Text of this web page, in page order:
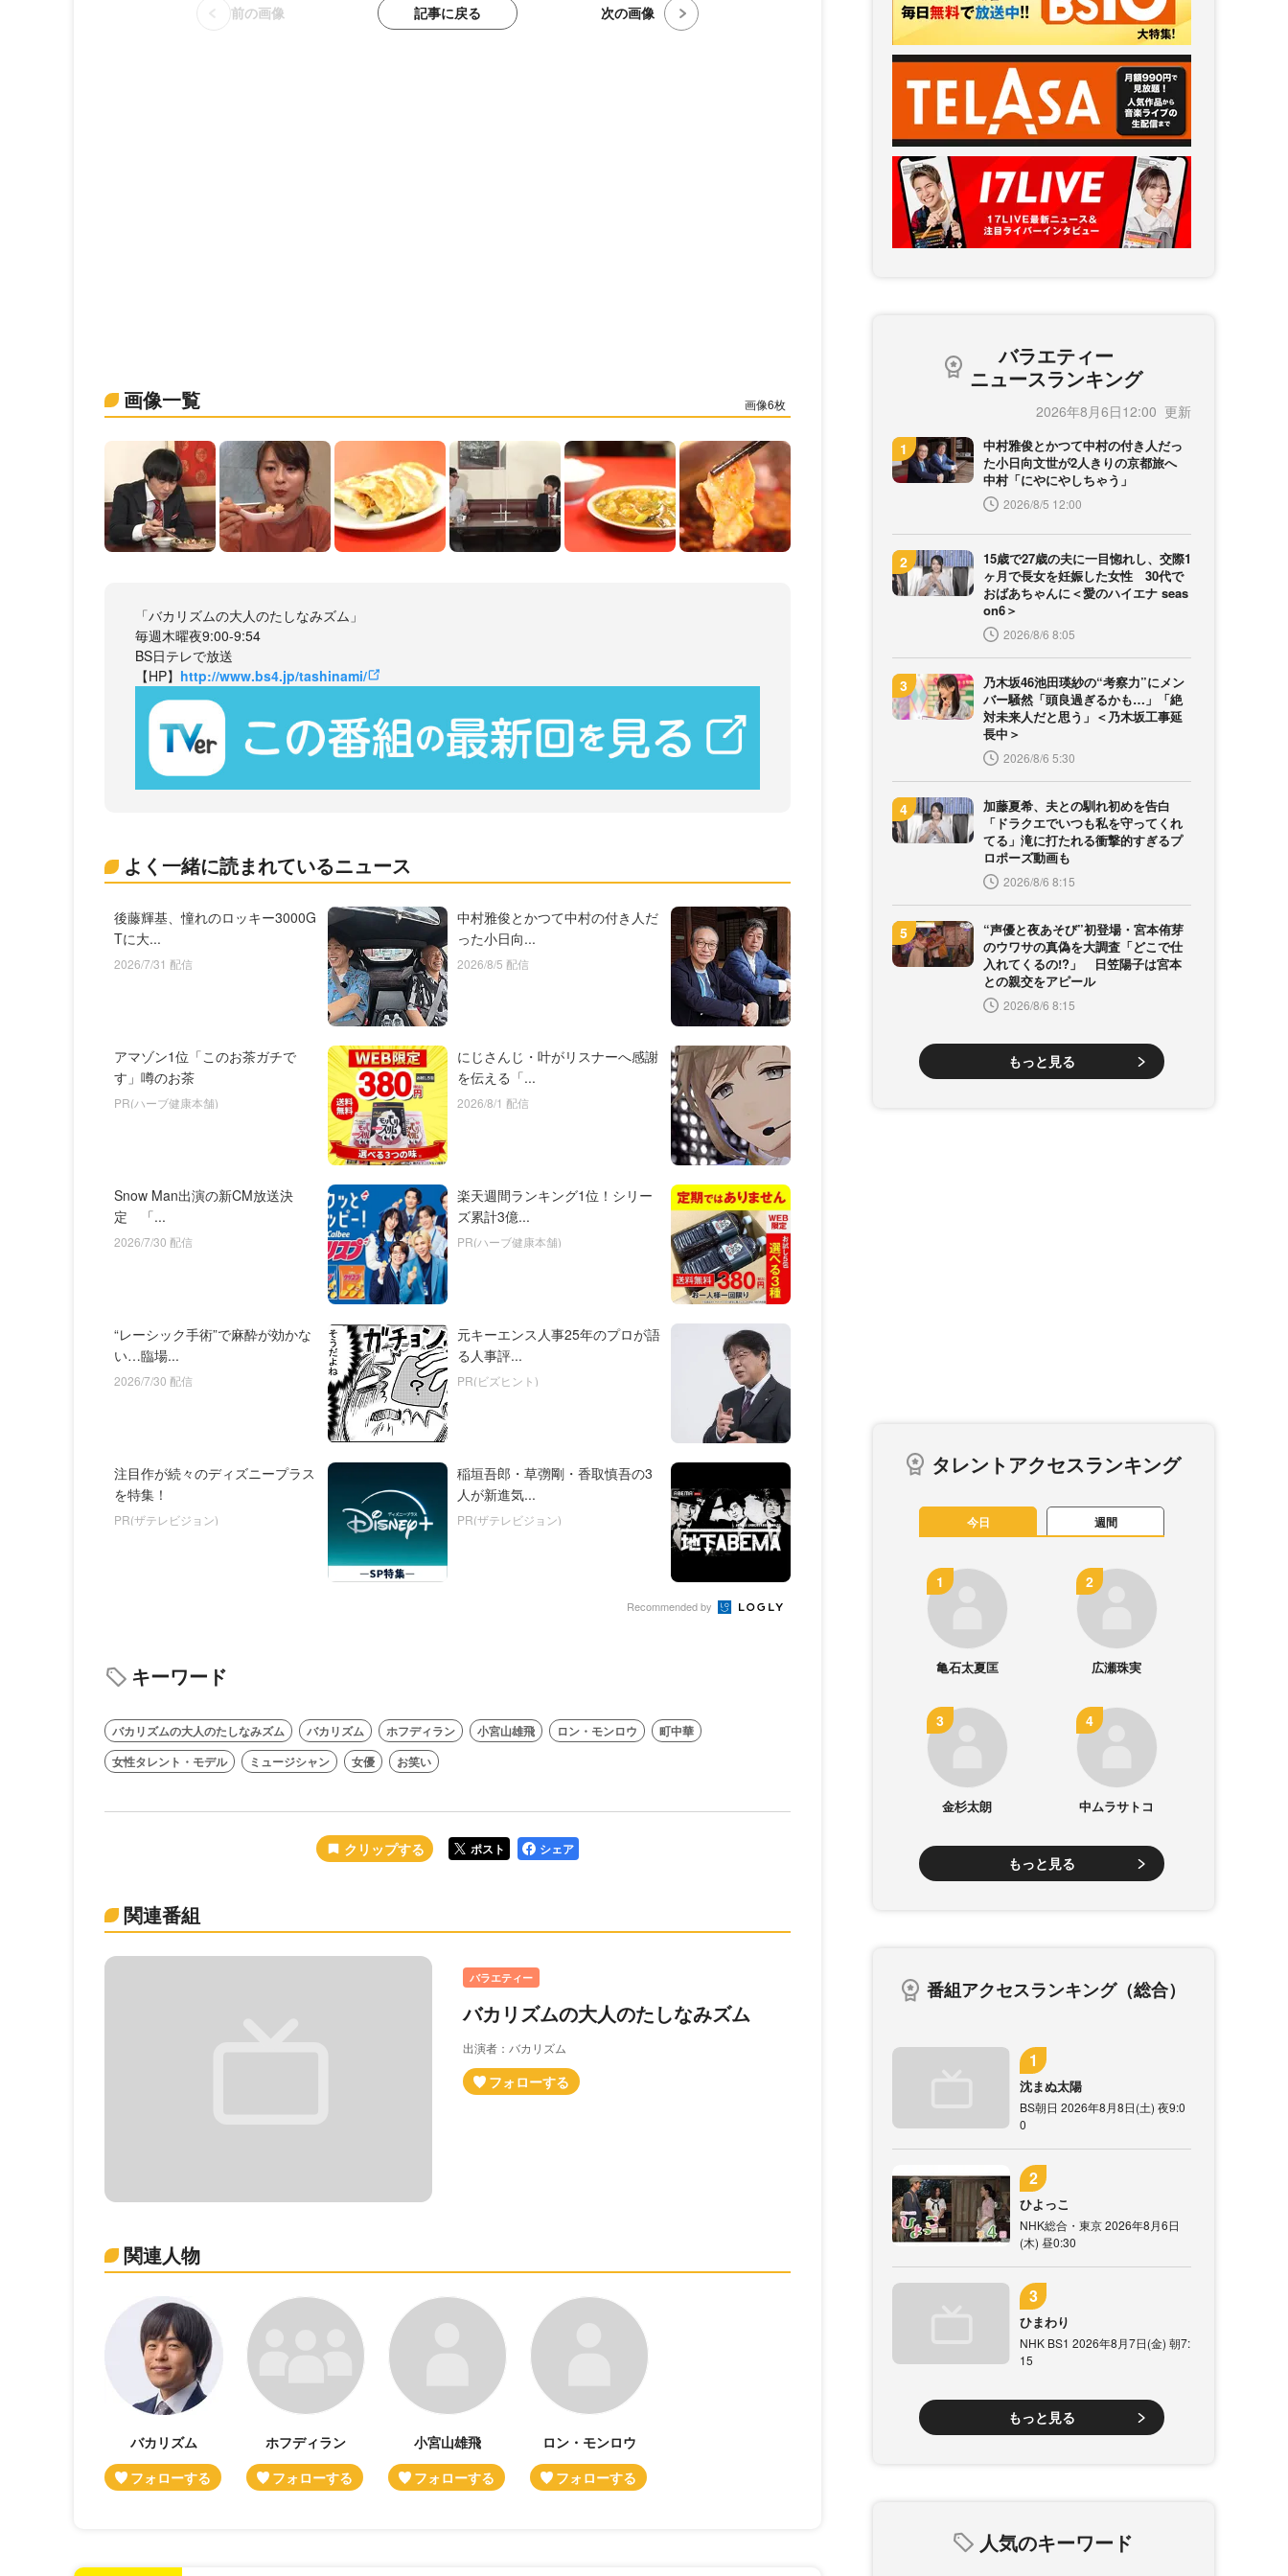
前の画像 記事に戻る 次の画像
画像一覧 6
「バカリズムの大人のたしなみズム」
毎週木曜夜9:00-9:54
BS日テレで放送
【HP】 http://www.bs4.jp/tashinami/
よく一緒に読まれているニュース
後藤輝基、憧れのロッキー3000G
Tに大...
2026/7/31 配信
中村雅俊とかつて中村の付き人だ
った小日向...
2026/8/5 配信
アマゾン1位「このお茶ガチで
す」噂のお茶
PR(ハーブ健康本舗)
にじさんじ・叶がリスナーへ感謝
を伝える「...
2026/8/1 配信
Snow Man出演の新CM放送決
定 「...
2026/7/30 配信
楽天週間ランキング1位！シリー
ズ累計3億...
PR(ハーブ健康本舗)
“レーシック手術”で麻酔が効かな
い…臨場...
2026/7/30 配信
元キーエンス人事25年のプロが語
る人事評...
PR(ビズヒント)
注目作が続々のディズニープラス
を特集！
PR(ザテレビジョン)
稲垣吾郎・草彅剛・香取慎吾の3
人が新進気...
PR(ザテレビジョン)
Recommended by
キーワード
バカリズムの大人のたしなみズム バカリズム ホフディラン 小宮山雄飛 ロン・モンロウ
町中華
女性タレント・モデル
ミュージシャン 女優 お笑い
ポスト シェア
関連番組
バラエティー
バカリズムの大人のたしなみズム
出演者：バカリズム
関連人物
バカリズム ホフディラン 小宮山雄飛 ロン・モンロウ
バラエティー
ニュースランキング
2026年8月6日12:00
中村雅俊とかつて中村の付き人だっ
た小日向文世が2人きりの京都旅へ
中村「にやにやしちゃう」
2026/8/5 12:00
15歳で27歳の夫に一目惚れし、交際1
ヶ月で長女を妊娠した女性 30代で
おばあちゃんに＜愛のハイエナ seas
on6＞
2026/8/6 8:05
乃木坂46池田瑛紗の“考察力”にメン
バー騒然「頭良過ぎるかも…」「絶
対未来人だと思う」＜乃木坂工事延
長中＞
2026/8/6 5:30
加藤夏希、夫との馴れ初めを告白
「ドラクエでいつも私を守ってくれ
てる」滝に打たれる衝撃的すぎるプ
ロポーズ動画も
2026/8/6 8:15
“声優と夜あそび”初登場・宮本侑芽
のウワサの真偽を大調査「どこで仕
入れてくるの!?」 日笠陽子は宮本
との親交をアピール
2026/8/6 8:15
もっと見る
タレントアクセスランキング
今日 週間
亀石太夏匡 広瀬珠実
金杉太朗 中ムラサトコ
もっと見る
番組アクセスランキング（総合）
沈まぬ太陽
BS朝日 2026年8月8日(土) 夜9:0
0
ひよっこ
NHK総合・東京 2026年8月6日
(木) 昼0:30
ひまわり
NHK BS1 2026年8月7日(金) 朝7:
15
もっと見る
人気のキーワード